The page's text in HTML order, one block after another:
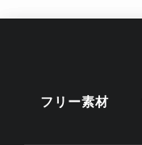
フリー素材